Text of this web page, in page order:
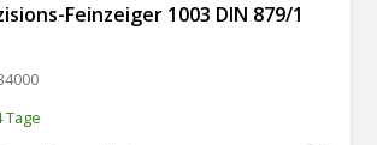
Feinzeiger 1003 DIN 879/1
Tage